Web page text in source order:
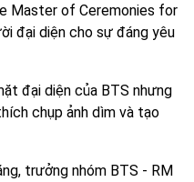
Master of Ceremonies for
đại diện cho sự đáng yêu
đại diện của BTS nhưng
chụp ảnh dìm và tạo
trưởng nhóm BTS - RM